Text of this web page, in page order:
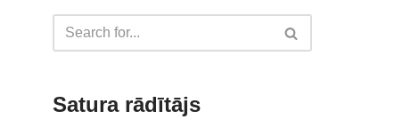
Satura rādītājs